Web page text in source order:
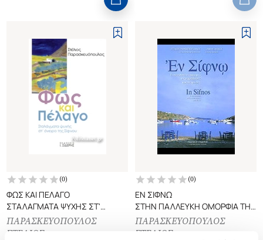
(0)
ΦΩΣ ΚΑΙ ΠΕΛΑΓΟ
ΣΤΑΛΑΓΜΑΤΑ ΨΥΧΗΣ ΣΤ'
ΟΝΕΙΡΟ ΤΗΣ ΣΙΦΝΟΥ
ΠΑΡΑΣΚΕΥΟΠΟΥΛΟΣ
ΣΤΕΛΙΟΣ
(0)
ΕΝ ΣΙΦΝΩ
ΣΤΗΝ ΠΑΛΛΕΥΚΗ ΟΜΟΡΦΙΑ ΤΗΣ
ΠΑΡΑΔΟΣΗΣ ΚΑΙ ΤΗΣ ΓΕΥΣΗΣ
ΠΑΡΑΣΚΕΥΟΠΟΥΛΟΣ
ΣΤΕΛΙΟΣ